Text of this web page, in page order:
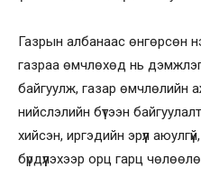
Газрын албанаас өнгөрсөн
газраа өмчлөхөд нь дэмжлэг
байгуулж, газар өмчлөлийн
нийслэлийн бүтээн
хийсэн, иргэдийн эрүүл
бүрдүүлэхээр орц гарц